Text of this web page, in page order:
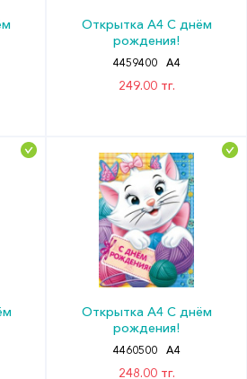
Открытка А4 С днём
рождения!
4459400 А4
249.00 тг.
Открытка А4 С днём
рождения!
4460500 А4
248.00 тг.